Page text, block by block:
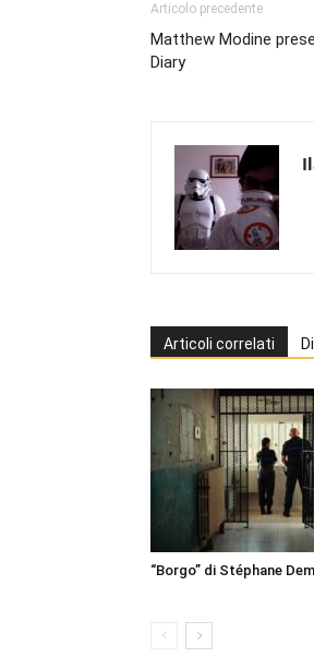
Articolo precedente
Matthew Modine
Diary
Articoli correlati
“Borgo” di Stéphane